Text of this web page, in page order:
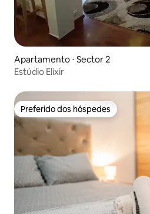
Apartamento ⋅ Sector 2
Estúdio Elixir
Preferido dos hóspedes
Preferido dos hóspedes